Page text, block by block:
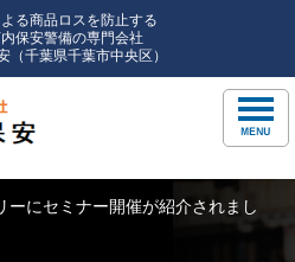
る商品ロスを防止する
保安警備の専門会社
（千葉県千葉市中央区）
ーにセミナー開催が紹介されまし